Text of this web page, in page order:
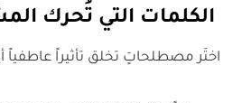
الكلمات التي تُحرك
اختَر مصطلحاتٍ تخلق تأثيراً عاطفياً